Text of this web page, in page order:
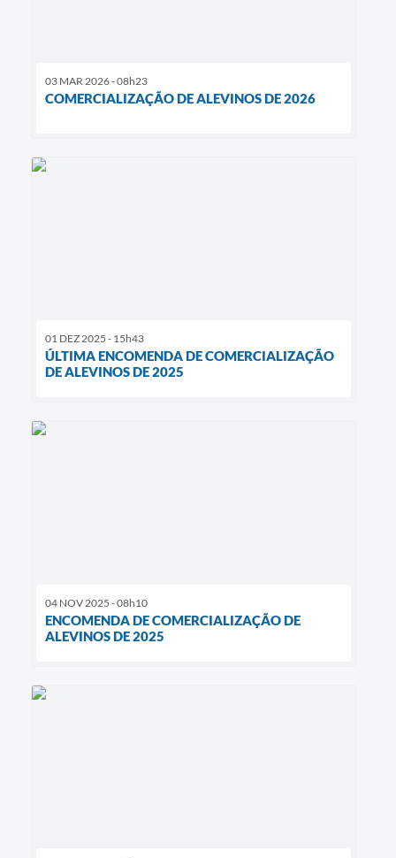
03 MAR 2026 - 08h23
COMERCIALIZAÇÃO DE ALEVINOS DE 2026
01 DEZ 2025 - 15h43
ÚLTIMA ENCOMENDA DE COMERCIALIZAÇÃO
DE ALEVINOS DE 2025
04 NOV 2025 - 08h10
ENCOMENDA DE COMERCIALIZAÇÃO DE
ALEVINOS DE 2025